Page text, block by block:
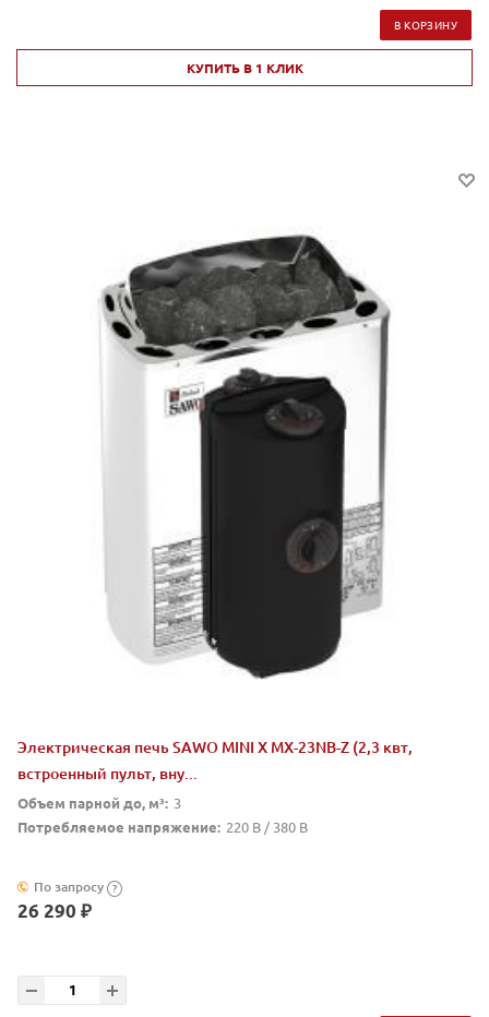
В КОРЗИНУ
КУПИТЬ В 1 КЛИК
Электрическая печь SAWO MINI X MX-23NB-Z (2,3 квт,
встроенный пульт, вну...
Объем парной до, м³: 3
Потребляемое напряжение: 220 В / 380 В
По запросу ?
26 290 ₽